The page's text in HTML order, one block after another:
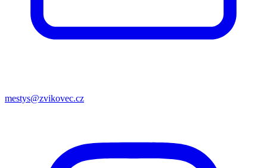
mestys@zvikovec.cz